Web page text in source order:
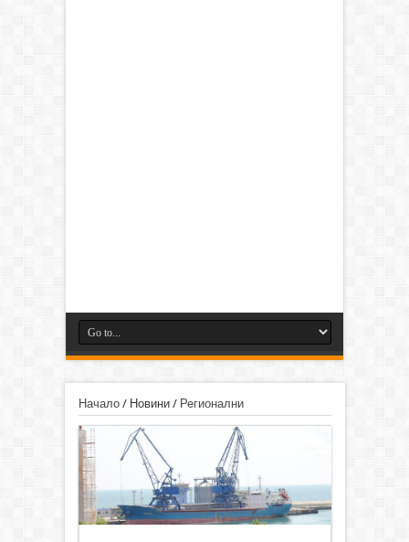
Начало/ Новини/ Регионални